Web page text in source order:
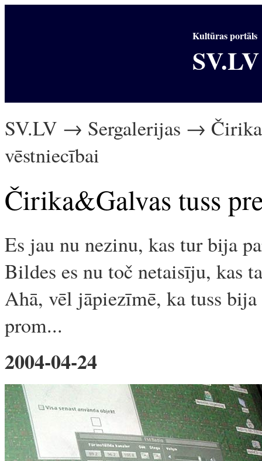
Kultūras portāls
SV.LV
SV.LV → Sergalerijas →
vēstniecībai
Čirika&Galvas tuss
Es jau nu nezinu, kas tur bija
Bildes es nu toč netaisīju, kas
Ahā, vēl jāpiezīmē, ka tuss
prom...
2004-04-24